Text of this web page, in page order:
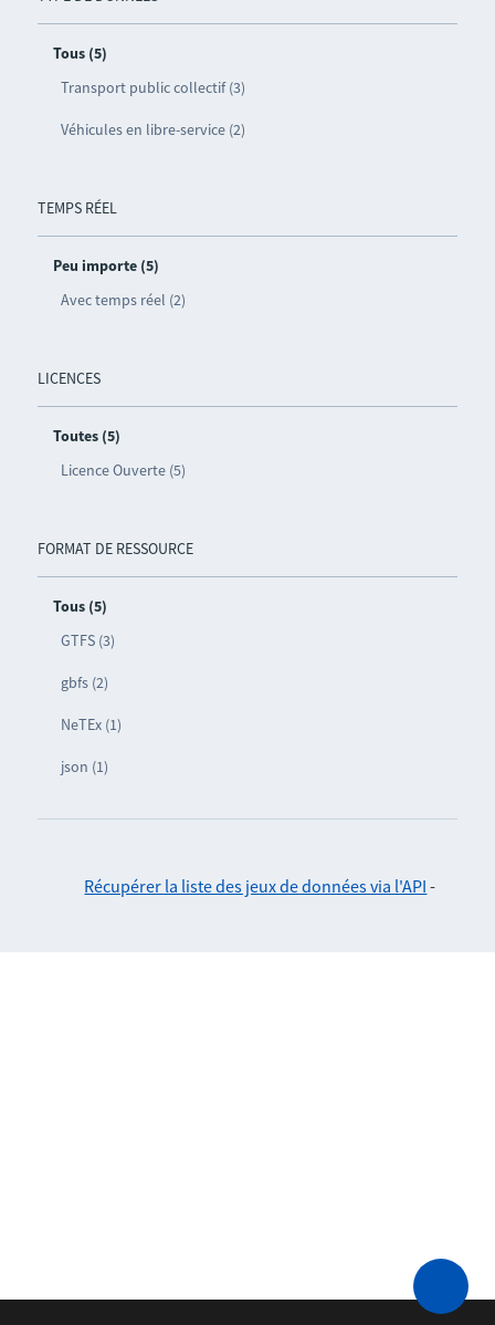
Tous (5)
Transport public collectif (3)
Véhicules en libre-service (2)
TEMPS RÉEL
Peu importe (5)
Avec temps réel (2)
LICENCES
Toutes (5)
Licence Ouverte (5)
FORMAT DE RESSOURCE
Tous (5)
GTFS (3)
gbfs (2)
NeTEx (1)
json (1)
Récupérer la liste des jeux de données via l'API -